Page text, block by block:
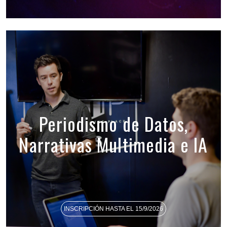
Periodismo de Datos,
Narrativas Multimedia e IA
INSCRIPCIÓN HASTA EL 15/9/2026